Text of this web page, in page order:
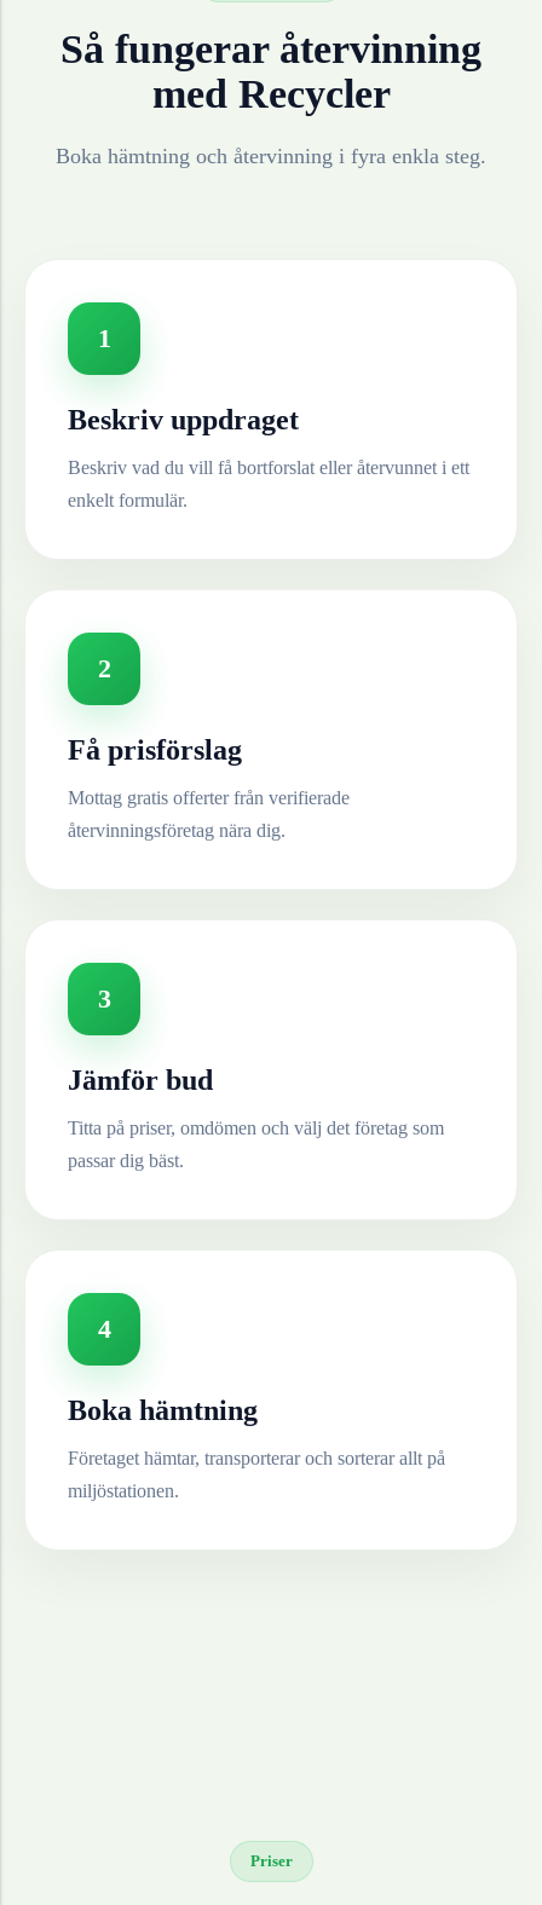
Så fungerar återvinning
med Recycler
Boka hämtning och återvinning i fyra enkla steg.
1
Beskriv uppdraget
Beskriv vad du vill få bortforslat eller återvunnet i ett
enkelt formulär.
2
Få prisförslag
Mottag gratis offerter från verifierade
återvinningsföretag nära dig.
3
Jämför bud
Titta på priser, omdömen och välj det företag som
passar dig bäst.
4
Boka hämtning
Företaget hämtar, transporterar och sorterar allt på
miljöstationen.
Priser